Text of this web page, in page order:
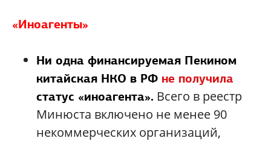
«Иноагенты»
Ни одна финансируемая Пекином
китайская НКО в РФ не получила
статус «иноагента». Всего в реестр
Минюста включено не менее 90
некоммерческих организаций,